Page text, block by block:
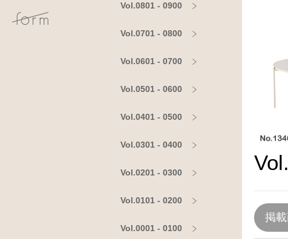
Vol.0801 - 0900
Vol.0701 - 0800
Vol.0601 - 0700
Vol.0501 - 0600
Vol.0401 - 0500
Vol.0301 - 0400
Vol.0201 - 0300
Vol.0101 - 0200
Vol.0001 - 0100
掲